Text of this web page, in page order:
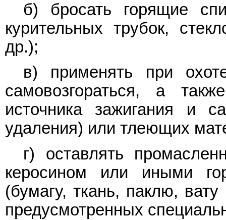
б) бросать горящие
курительных трубок,
др.);
в) применять при
самовозгораться, а
источника зажигания и
удаления) или тлеющих
г) оставлять
керосином или иными
(бумагу, ткань, паклю,
предусмотренных